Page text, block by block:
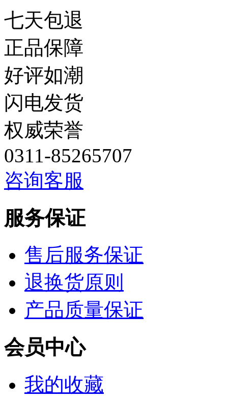
七天包退
正品保障
好评如潮
闪电发货
权威荣誉
0311-85265707
咨询客服
服务保证
售后服务保证
退换货原则
产品质量保证
会员中心
我的收藏